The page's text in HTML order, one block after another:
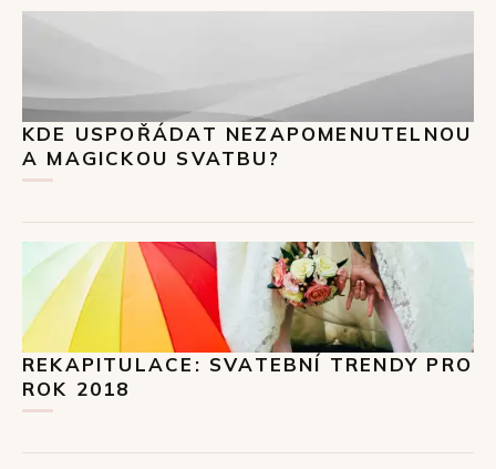
KDE USPOŘÁDAT NEZAPOMENUTELNOU
A MAGICKOU SVATBU?
REKAPITULACE: SVATEBNÍ TRENDY PRO
ROK 2018